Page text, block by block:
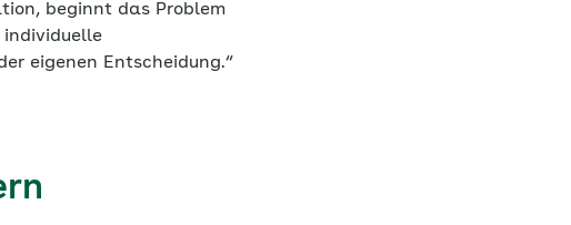
beginnt das Problem
eigenen Entscheidung.“